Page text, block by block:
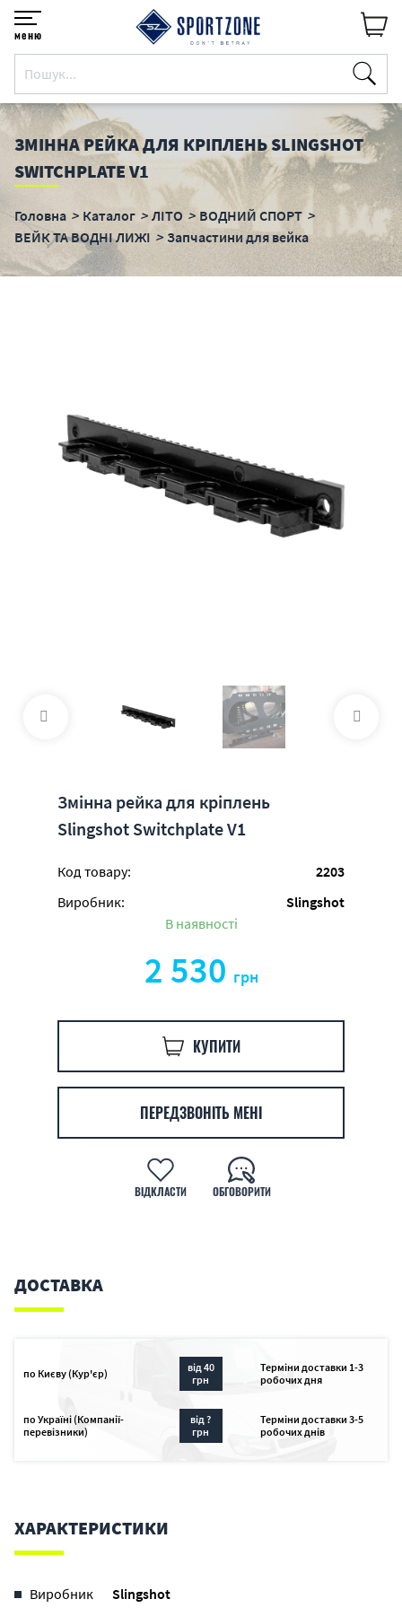
меню
ЗМІННА РЕЙКА ДЛЯ КРІПЛЕНЬ SLINGSHOT
SWITCHPLATE V1
Головна Каталог ЛІТО
ВОДНИЙ СПОРТ
ВЕЙК ТА ВОДНІ ЛИЖІ
Запчастини для вейка
Змінна рейка для кріплень
Slingshot Switchplate V1
Код товару:
2203
Виробник:
Slingshot
В наявності
2 530 грн
КУПИТИ
ПЕРЕДЗВОНІТЬ МЕНІ
ВІДКЛАСТИ ОБГОВОРИТИ
ДОСТАВКА
по Києву (Кур'єр)
від 40
грн
Терміни доставки 1-3
робочих дня
по Україні (Компанії-
перевізники)
від ?
грн
Терміни доставки 3-5
робочих днів
ХАРАКТЕРИСТИКИ
Виробник Slingshot